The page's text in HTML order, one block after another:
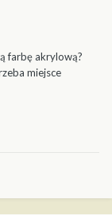
farbę akrylową?
miejsce